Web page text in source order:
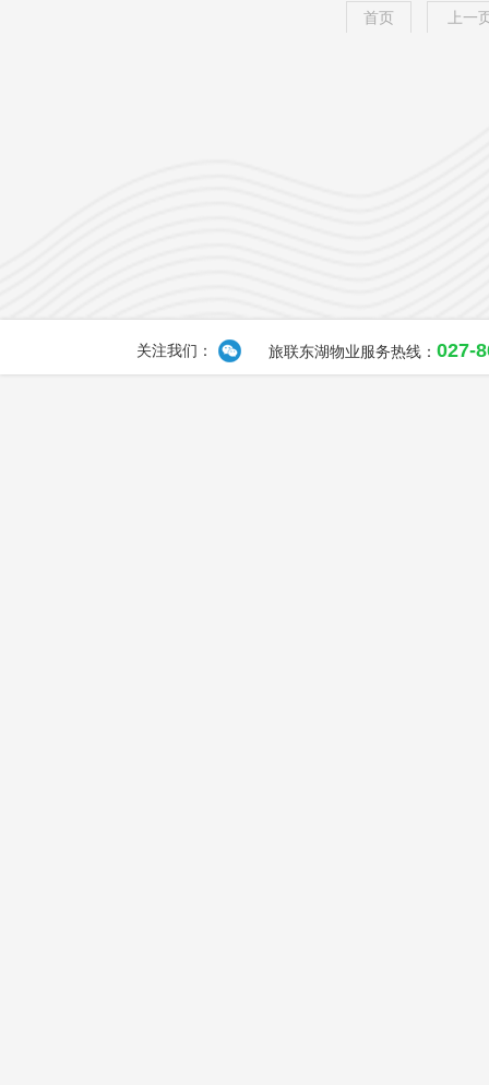
首页 上一
关注我们： 旅联东湖物业服务热线： 027-